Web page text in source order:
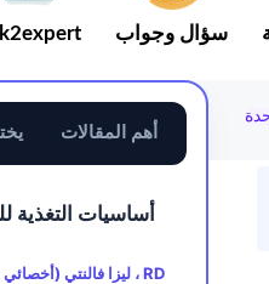
سؤال وجواب
أهم المقالات
أساسيات التغذية
ليزا فالنتي (أخصائي تغذية) ، ماجستير ، RD